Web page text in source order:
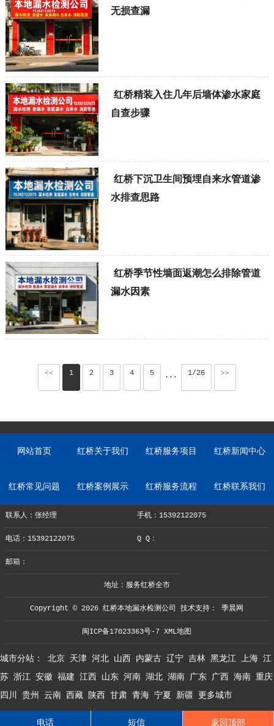
无损查漏
红桥精装入住几年后墙体渗水家庭
自查步骤
红桥下沉卫生间预埋自来水管道渗
水排查思路
红桥季节性墙面返潮怎么排除管道
漏水因素
<< 1 2 3 4 5 ··· 1/26 >>
网站首页 红桥关于我们 红桥服务项目 红桥新闻中心
红桥常见问题 红桥案例展示 红桥服务流程 红桥联系我们
联系人：张经理 手机：15392122075
电话：15392122075 Q Q：
邮箱：
地址：服务红桥全市
Copyright © 2026 红桥本地漏水检测公司 技术支持：季晨网
闽ICP备17023363号-7 XML地图
城市分站： 北京 天津 河北 山西 内蒙古 辽宁 吉林 黑龙江 上海 江
苏 浙江 安徽 福建 江西 山东 河南 湖北 湖南 广东 广西 海南 重庆
四川
贵州 云南 西藏 陕西 甘肃 青海 宁夏 新疆 更多城市
电话 短信 返回顶部